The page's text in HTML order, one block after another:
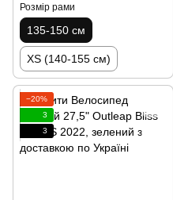
Розмір рами
135-150 см
XS (140-155 см)
−20%
3
3